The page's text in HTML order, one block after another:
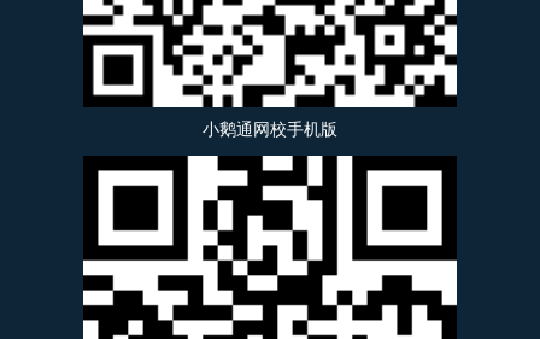
小鹅通网校手机版